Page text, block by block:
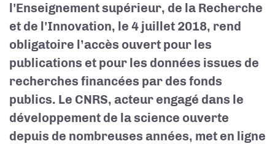
l'Enseignement supérieur, de la Recherche
et de l'Innovation, le 4 juillet 2018, rend
obligatoire l’accès ouvert pour les
publications et pour les données issues de
recherches financées par des fonds
publics. Le CNRS, acteur engagé dans le
développement de la science ouverte
depuis de nombreuses années, met en ligne